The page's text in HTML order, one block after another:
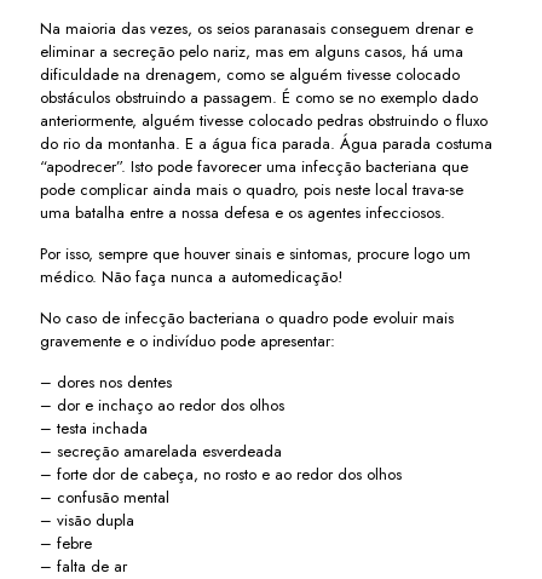
Na maioria das vezes, os seios paranasais conseguem drenar e
eliminar a secreção pelo nariz, mas em alguns casos, há uma
dificuldade na drenagem, como se alguém tivesse colocado
obstáculos obstruindo a passagem. É como se no exemplo dado
anteriormente, alguém tivesse colocado pedras obstruindo o fluxo
do rio da montanha. E a água fica parada. Água parada costuma
“apodrecer”. Isto pode favorecer uma infecção bacteriana que
pode complicar ainda mais o quadro, pois neste local trava-se
uma batalha entre a nossa defesa e os agentes infecciosos.
Por isso, sempre que houver sinais e sintomas, procure logo um
médico. Não faça nunca a automedicação!
No caso de infecção bacteriana o quadro pode evoluir mais
gravemente e o indivíduo pode apresentar:
– dores nos dentes
– dor e inchaço ao redor dos olhos
– testa inchada
– secreção amarelada esverdeada
– forte dor de cabeça, no rosto e ao redor dos olhos
– confusão mental
– visão dupla
– febre
– falta de ar